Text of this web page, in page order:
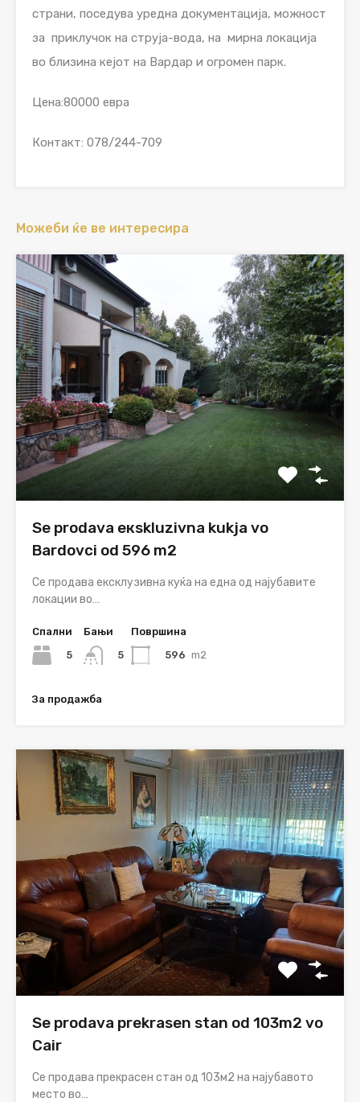
страни, поседува уредна документација, можност
за приклучок на струја-вода, на мирна локација
во близина кејот на Вардар и огромен парк.
Цена:80000 евра
Контакт: 078/244-709
Можеби ќе ве интересира
Se prodava eкskluzivna kukja vo
Bardovci od 596 m2
Се продава ексклузивна куќа на една од најубавите
локации во…
Спални
5
Бањи
5
Површина
596 m2
За продажба
Se prodava prekrasen stan od 103m2 vo
Cair
Се продава прекрасен стан од 103м2 на најубавото
место во…